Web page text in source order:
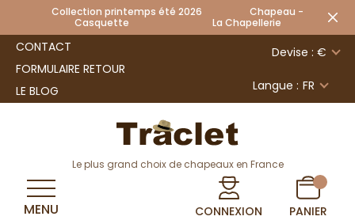
Collection printemps été 2026 Chapeau -
Casquette La Chapellerie
CONTACT
FORMULAIRE RETOUR
LE BLOG
Devise : €
Langue : FR
Le plus grand choix de chapeaux en France
CONNEXION PANIER
MENU